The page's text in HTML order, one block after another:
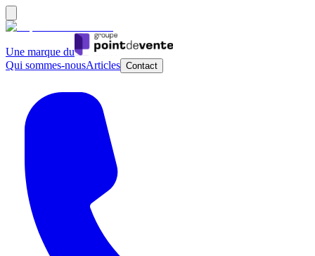
Une marque du
Qui sommes-nousArticles Contact